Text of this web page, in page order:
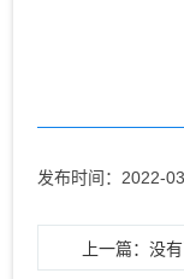
发布时间：2022-
上一篇：没有